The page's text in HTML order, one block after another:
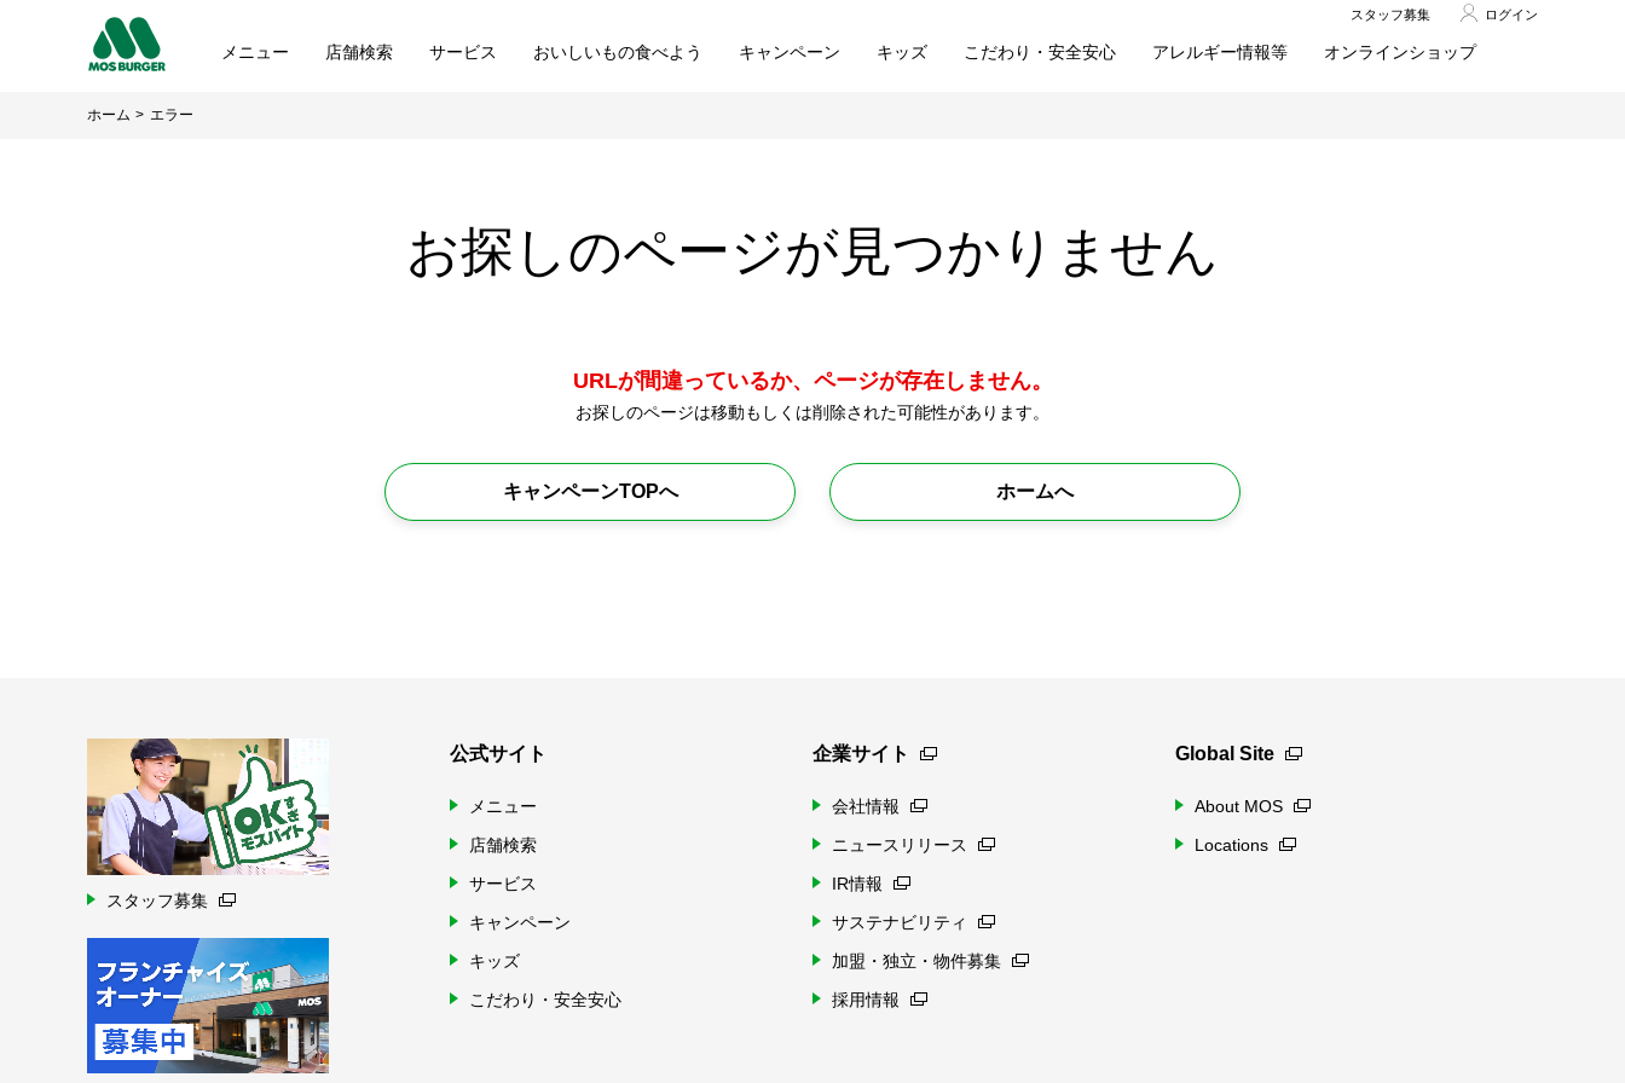
メニュー 店舗検索 サービス おいしいもの食べよう キャンペーン キッズ こだわり・安全安心 アレルギー情報等 オンラインショップ
スタッフ募集 ログイン
ホーム エラー
お探しのページが見つかりません
URLが間違っているか、ページが存在しません。
お探しのページは移動もしくは削除された可能性があります。
キャンペーンTOPへ ホームへ
スタッフ募集
公式サイト
メニュー
店舗検索
サービス
キャンペーン
キッズ
こだわり・安全安心
企業サイト
会社情報
ニュースリリース
IR情報
サステナビリティ
加盟・独立・物件募集
採用情報
Global Site
About MOS
Locations